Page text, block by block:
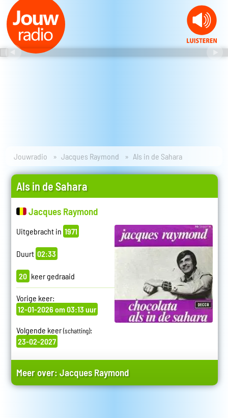
Jouwradio Jacques Raymond Als in de Sahara
Als in de Sahara
Jacques Raymond
Uitgebracht in 1971
Duurt 02:33
20 keer gedraaid
Vorige keer:
12-01-2026 om 03:13 uur
Volgende keer(schatting):
23-02-2027
Meer over:Jacques Raymond